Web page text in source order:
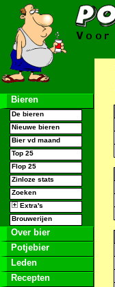
Bieren
De bieren
Nieuwe bieren
Bier vd maand
Top 25
Flop 25
Zinloze stats
Zoeken
Extra's
Brouwerijen
Over bier
Potjebier
Leden
Recepten